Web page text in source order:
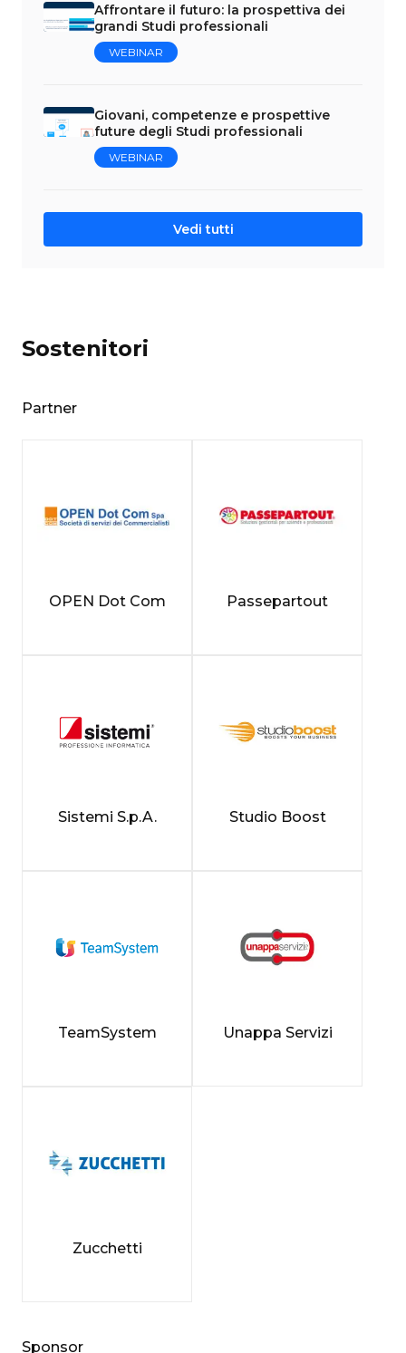
Affrontare il futuro: la prospettiva dei
grandi Studi professionali
WEBINAR
Giovani, competenze e prospettive
future degli Studi professionali
WEBINAR
Vedi tutti
Sostenitori
Partner
OPEN Dot Com Passepartout
Sistemi S.p.A. Studio Boost
TeamSystem Unappa Servizi
Zucchetti
Sponsor